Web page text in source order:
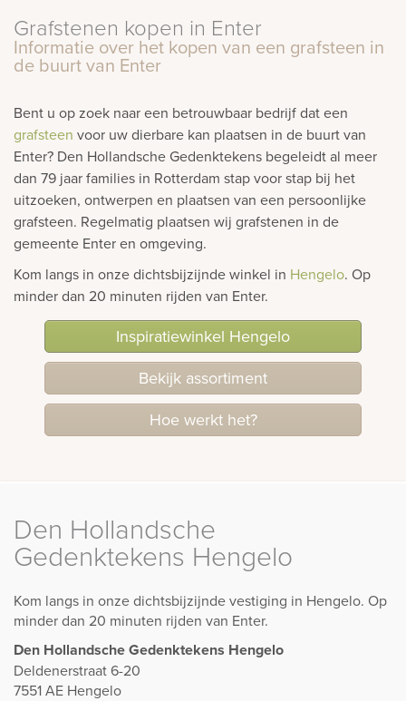
Grafstenen kopen in Enter
Informatie over het kopen van een grafsteen in
de buurt van Enter
Bent u op zoek naar een betrouwbaar bedrijf dat een
grafsteen voor uw dierbare kan plaatsen in de buurt van
Enter? Den Hollandsche Gedenktekens begeleidt al meer
dan 79 jaar families in Rotterdam stap voor stap bij het
uitzoeken, ontwerpen en plaatsen van een persoonlijke
grafsteen. Regelmatig plaatsen wij grafstenen in de
gemeente Enter en omgeving.
Kom langs in onze dichtsbijzijnde winkel in Hengelo. Op
minder dan 20 minuten rijden van Enter.
Inspiratiewinkel Hengelo
Bekijk assortiment
Hoe werkt het?
Den Hollandsche
Gedenktekens Hengelo
Kom langs in onze dichtsbijzijnde vestiging in Hengelo. Op
minder dan 20 minuten rijden van Enter.
Den Hollandsche Gedenktekens Hengelo
Deldenerstraat 6-20
7551 AE Hengelo